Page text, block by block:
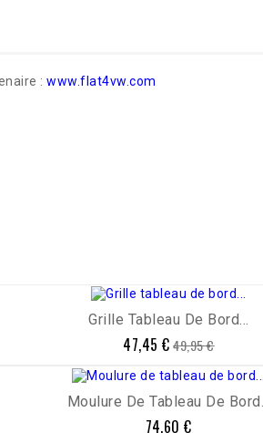
: www.flat4vw.com
Grille Tableau De Bord...
Prix
47,45 € Prix
base
49,95 €
Moulure De Tableau De Bord...
Prix
74,60 €